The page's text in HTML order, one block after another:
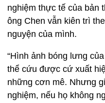
nghiệm thực tế của bản
ông Chen vẫn kiên trì
nguyện của mình.
“Hình ảnh bóng lưng
thể cứu được cứ xuất
những cơn mê. Nhưng
nghiệm, nếu họ không